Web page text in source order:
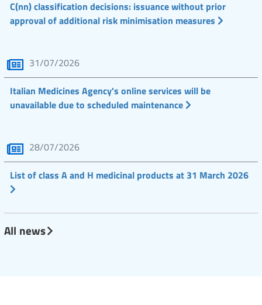
C(nn) classification decisions: issuance without prior
approval of additional risk minimisation measures
31/07/2026
Italian Medicines Agency's online services will be
unavailable due to scheduled maintenance
28/07/2026
List of class A and H medicinal products at 31 March 2026
All news